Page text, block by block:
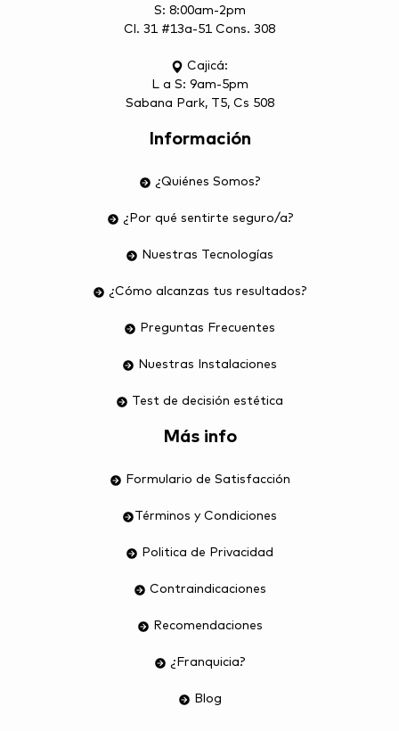
S: 8:00am-2pm
Cl. 31 #13a-51 Cons. 308
Cajicá:
L a S: 9am-5pm
Sabana Park, T5, Cs 508
Información
¿Quiénes Somos?
¿Por qué sentirte seguro/a?
Nuestras Tecnologías
¿Cómo alcanzas tus resultados?
Preguntas Frecuentes
Nuestras Instalaciones
Test de decisión estética
Más info
Formulario de Satisfacción
Términos y Condiciones
Politica de Privacidad
Contraindicaciones
Recomendaciones
¿Franquicia?
Blog